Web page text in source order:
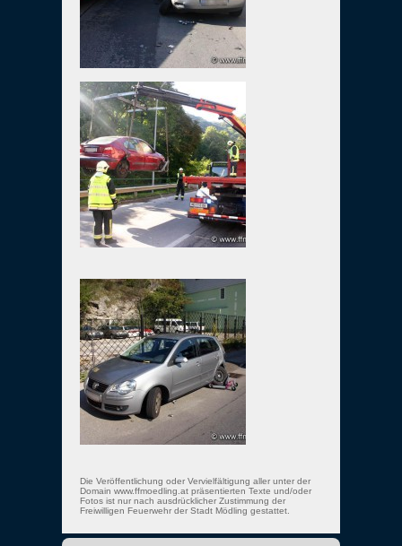
Die Veröffentlichung oder Vervielfältigung aller unter der
Domain www.ffmoedling.at präsentierten Texte und/oder
Fotos ist nur nach ausdrücklicher Zustimmung der
Freiwilligen Feuerwehr der Stadt Mödling gestattet.